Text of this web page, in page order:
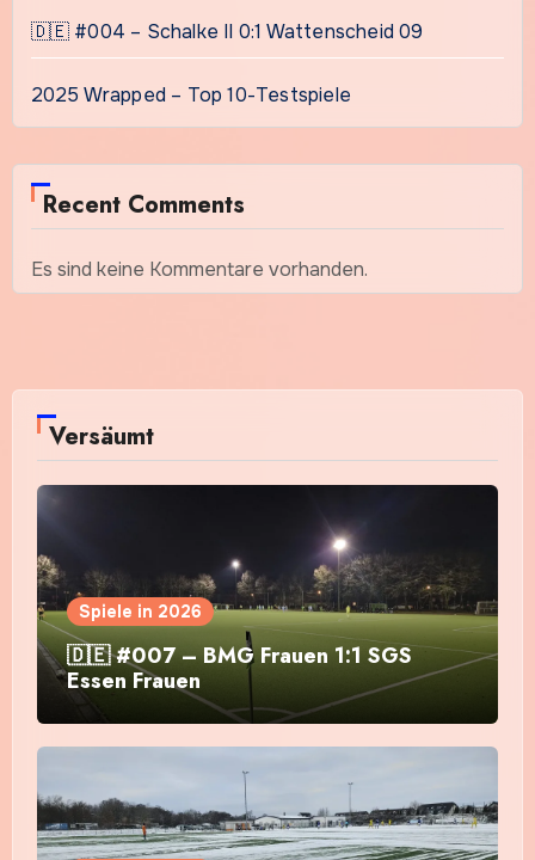
🇩🇪 #004 – Schalke II 0:1 Wattenscheid 09
2025 Wrapped – Top 10-Testspiele
Recent Comments
Es sind keine Kommentare vorhanden.
Versäumt
Spiele in 2026
🇩🇪 #007 – BMG Frauen 1:1 SGS
Essen Frauen